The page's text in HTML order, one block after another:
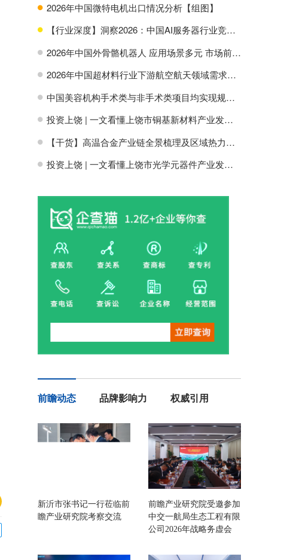
H 2026年中国微特电机出口情况分析【组图】
H 【行业深度】洞察2026：中国AI服务器行业竞争格局及市场份额
H 2026年中国外骨骼机器人 应用场景多元 市场前景广阔【组图】
H 2026年中国超材料行业下游航空航天领域需求分析【组图】
H 中国美容机构手术类与非手术类项目均实现规模增长【组图】
H 投资上饶 | 一文看懂上饶市铜基新材料产业发展现状与投资机会前瞻
H 【干货】高温合金产业链全景梳理及区域热力地图
H 投资上饶 | 一文看懂上饶市光学元器件产业发展现状与投资机会前瞻
前瞻动态 品牌影响力 权威引用
新沂市张书记一行莅临前
瞻产业研究院考察交流
前瞻产业研究院受邀参加
中交一航局生态工程有限
公司2026年战略务虚会